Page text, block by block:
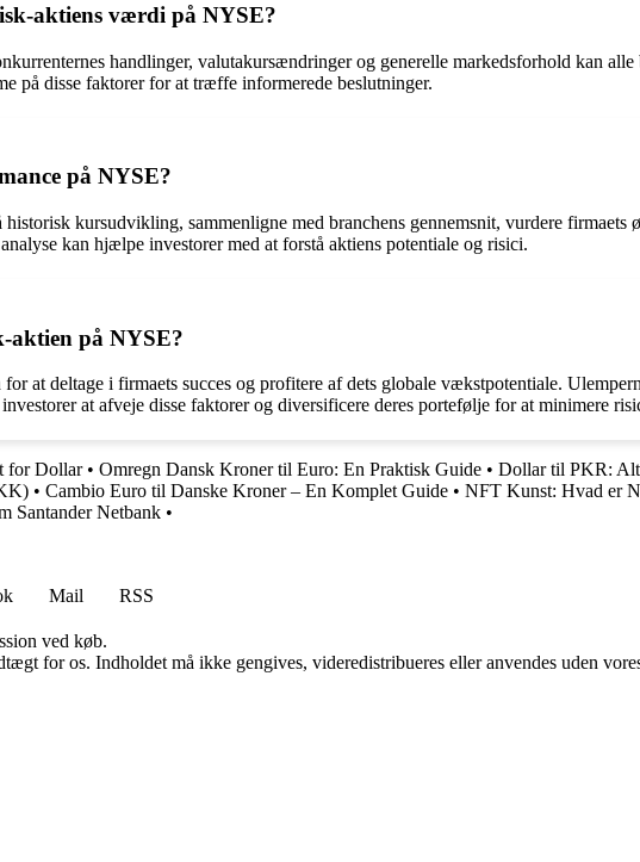
aktiens værdi på NYSE?
handlinger, valutakursændringer og generelle markedsforhold kan
disse faktorer for at træffe informerede beslutninger.
på NYSE?
kursudvikling, sammenligne med branchens gennemsnit, vurdere firmaets
kan hjælpe investorer med at forstå aktiens potentiale og risici.
aktien på NYSE?
at deltage i firmaets succes og profitere af dets globale vækstpotentiale.
at afveje disse faktorer og diversificere deres portefølje for at minimere
for Dollar• Omregn Dansk Kroner til Euro: En Praktisk Guide • Dollar til PKR: Alt
• Cambio Euro til Danske Kroner – En Komplet Guide • NFT Kunst: Hvad er
Santander Netbank •
Mail
RSS
ved køb.
for os. Indholdet må ikke gengives, videredistribueres eller anvendes uden